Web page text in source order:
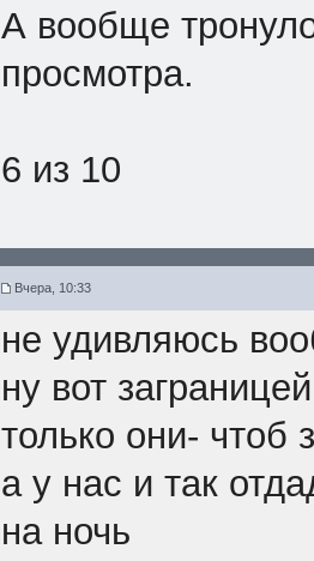
А вообще
просмотра.
6 из 10
Вчера, 10:33
не удивляюсь
ну вот
только они-
а у нас и так
на ночь